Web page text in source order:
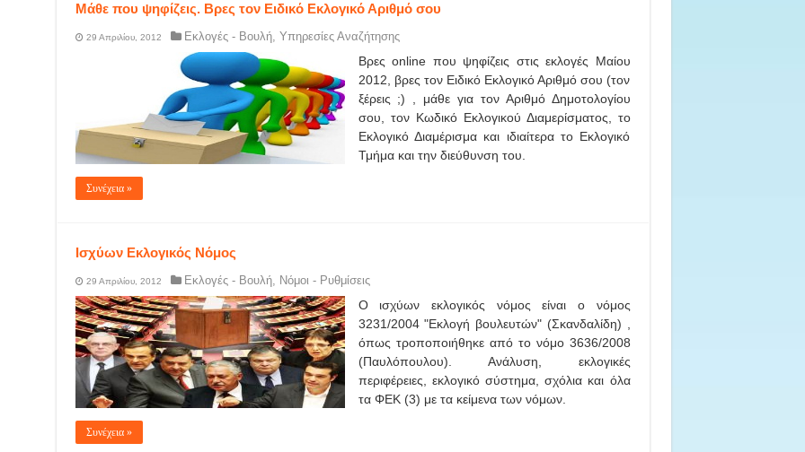
Μάθε που ψηφίζεις. Βρες τον Ειδικό Εκλογικό Αριθμό σου
29 Απριλίου, 2012 Εκλογές - Βουλή, Υπηρεσίες Αναζήτησης
Βρες online που ψηφίζεις στις εκλογές Μαίου
2012, βρες τον Ειδικό Εκλογικό Αριθμό σου (τον
ξέρεις ;) , μάθε για τον Αριθμό Δημοτολογίου
σου, τον Κωδικό Εκλογικού Διαμερίσματος, το
Εκλογικό Διαμέρισμα και ιδιαίτερα το Εκλογικό
Τμήμα και την διεύθυνση του.
Συνέχεια »
Ισχύων Εκλογικός Νόμος
29 Απριλίου, 2012 Εκλογές - Βουλή, Νόμοι - Ρυθμίσεις
Ο ισχύων εκλογικός νόμος είναι ο νόμος
3231/2004 "Eκλογή βουλευτών" (Σκανδαλίδη) ,
όπως τροποποιήθηκε από το νόμο 3636/2008
(Παυλόπουλου). Ανάλυση, εκλογικές
περιφέρειες, εκλογικό σύστημα, σχόλια και όλα
τα ΦΕΚ (3) με τα κείμενα των νόμων.
Συνέχεια »